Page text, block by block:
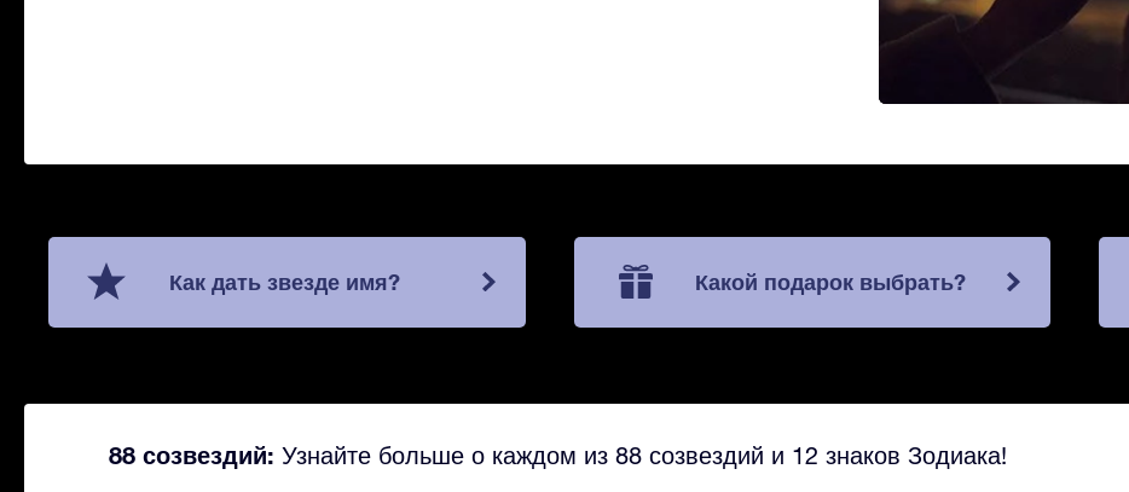
Как дать звезде имя? Какой подарок выбрать?
88 созвездий: Узнайте больше о каждом из 88 созвездий и 12 знаков Зодиака!